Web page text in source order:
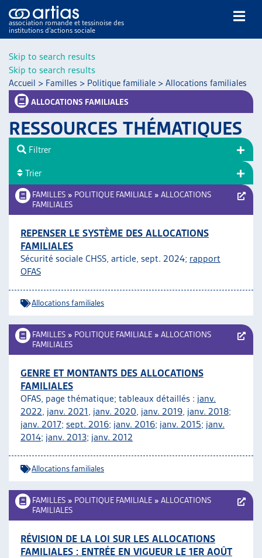
Skip to search results
Skip to search results
association romande et tessinoise des
institutions d’actions sociale
NOS PUBLICATIONS
DOSSIERS DU MOIS
VEILLE
RESSOURCES
GUIDE SOCIAL ROMAND
AUTRES
ARTIAS
PROJETS ET ACTIVITÉS
Accueil > Familles > Politique familiale > Allocations familiales
ALLOCATIONS FAMILIALES
RESSOURCES THÉMATIQUES
FAMILLES » POLITIQUE FAMILIALE » ALLOCATIONS
FAMILIALES
REPENSER LE SYSTÈME DES ALLOCATIONS
FAMILIALES
Sécurité sociale CHSS, article, sept. 2024; rapport
OFAS
Allocations familiales
FAMILLES » POLITIQUE FAMILIALE » ALLOCATIONS
FAMILIALES
GENRE ET MONTANTS DES ALLOCATIONS
FAMILIALES
OFAS, page thématique; tableaux détaillés : janv.
2022, janv. 2021, janv. 2020, janv. 2019, janv. 2018;
janv. 2017; sept. 2016; janv. 2016; janv. 2015; janv.
2014; janv. 2013; janv. 2012
Allocations familiales
FAMILLES » POLITIQUE FAMILIALE » ALLOCATIONS
FAMILIALES
RÉVISION DE LA LOI SUR LES ALLOCATIONS
FAMILIALES : ENTRÉE EN VIGUEUR LE 1ER AOÛT
Filtrer
Trier